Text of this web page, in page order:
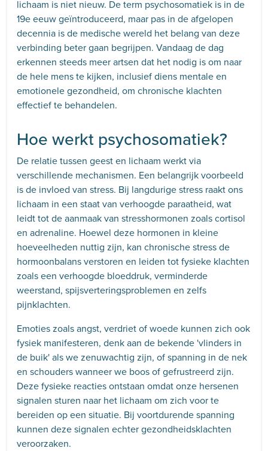
lichaam is niet nieuw. De term psychosomatiek is in de
19e eeuw geïntroduceerd, maar pas in de afgelopen
decennia is de medische wereld het belang van deze
verbinding beter gaan begrijpen. Vandaag de dag
erkennen steeds meer artsen dat het nodig is om naar
de hele mens te kijken, inclusief diens mentale en
emotionele gezondheid, om chronische klachten
effectief te behandelen.
Hoe werkt psychosomatiek?
De relatie tussen geest en lichaam werkt via
verschillende mechanismen. Een belangrijk voorbeeld
is de invloed van stress. Bij langdurige stress raakt ons
lichaam in een staat van verhoogde paraatheid, wat
leidt tot de aanmaak van stresshormonen zoals cortisol
en adrenaline. Hoewel deze hormonen in kleine
hoeveelheden nuttig zijn, kan chronische stress de
hormoonbalans verstoren en leiden tot fysieke klachten
zoals een verhoogde bloeddruk, verminderde
weerstand, spijsverteringsproblemen en zelfs
pijnklachten.
Emoties zoals angst, verdriet of woede kunnen zich ook
fysiek manifesteren, denk aan de bekende 'vlinders in
de buik' als we zenuwachtig zijn, of spanning in de nek
en schouders wanneer we boos of gefrustreerd zijn.
Deze fysieke reacties ontstaan omdat onze hersenen
signalen sturen naar het lichaam om zich voor te
bereiden op een situatie. Bij voortdurende spanning
kunnen deze signalen echter gezondheidsklachten
veroorzaken.